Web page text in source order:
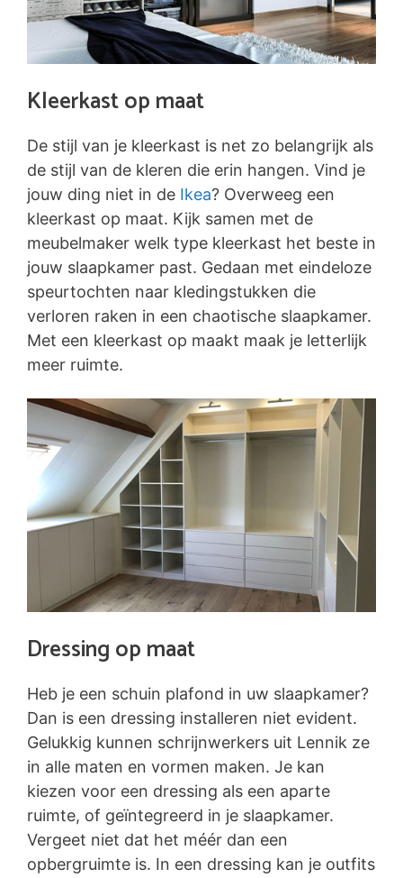
Kleerkast op maat
De stijl van je kleerkast is net zo belangrijk als
de stijl van de kleren die erin hangen. Vind je
jouw ding niet in de Ikea? Overweeg een
kleerkast op maat. Kijk samen met de
meubelmaker welk type kleerkast het beste in
jouw slaapkamer past. Gedaan met eindeloze
speurtochten naar kledingstukken die
verloren raken in een chaotische slaapkamer.
Met een kleerkast op maakt maak je letterlijk
meer ruimte.
Dressing op maat
Heb je een schuin plafond in uw slaapkamer?
Dan is een dressing installeren niet evident.
Gelukkig kunnen schrijnwerkers uit Lennik ze
in alle maten en vormen maken. Je kan
kiezen voor een dressing als een aparte
ruimte, of geïntegreerd in je slaapkamer.
Vergeet niet dat het méér dan een
opbergruimte is. In een dressing kan je outfits